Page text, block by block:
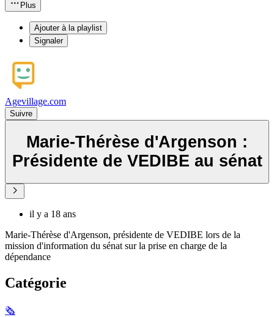
Plus
Ajouter à la playlist
Signaler
Agevillage.com
Suivre
Marie-Thérèse d'Argenson :
Présidente de VEDIBE au sénat
il y a 18 ans
Marie-Thérèse d'Argenson, présidente de VEDIBE lors de la
mission d'information du sénat sur la prise en charge de la
dépendance
Catégorie
🗞